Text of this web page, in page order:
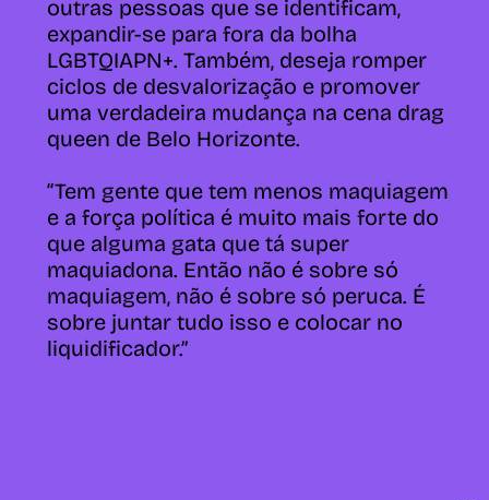
outras pessoas que se identificam,
expandir-se para fora da bolha
LGBTQIAPN+. Também, deseja romper
ciclos de desvalorização e promover
uma verdadeira mudança na cena drag
queen de Belo Horizonte.
“Tem gente que tem menos maquiagem
e a força política é muito mais forte do
que alguma gata que tá super
maquiadona. Então não é sobre só
maquiagem, não é sobre só peruca. É
sobre juntar tudo isso e colocar no
liquidificador.”